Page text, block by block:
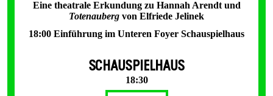
Eine theatrale Erkundung zu Hannah Arendt und
Totenauberg von Elfriede Jelinek
18:00 Einführung im Unteren Foyer Schauspielhaus
SCHAUSPIELHAUS
18:30